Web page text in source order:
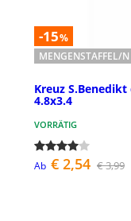
-15%
MENGENSTAFFEL/N
Kreuz
4.8x3.4
VORRÄTIG
Ab € 2,54 € 3,99